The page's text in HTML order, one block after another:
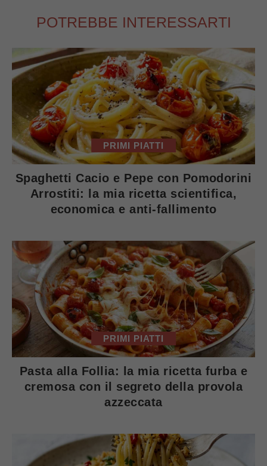
POTREBBE INTERESSARTI
PRIMI PIATTI
Spaghetti Cacio e Pepe con Pomodorini
Arrostiti: la mia ricetta scientifica,
economica e anti-fallimento
PRIMI PIATTI
Pasta alla Follia: la mia ricetta furba e
cremosa con il segreto della provola
azzeccata